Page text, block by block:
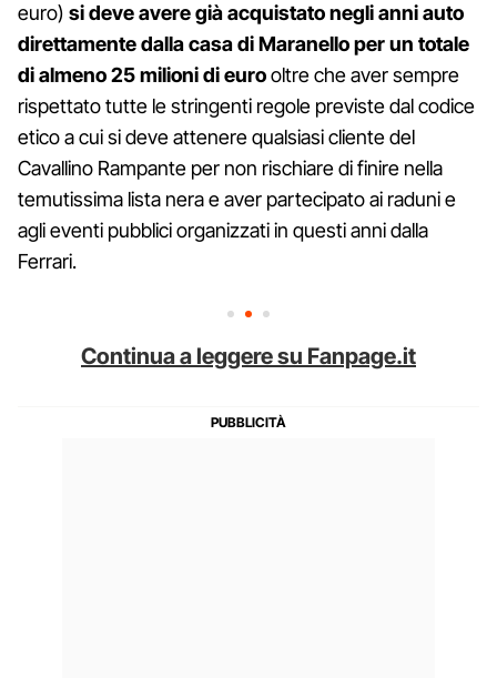
euro) si deve avere già acquistato negli anni auto
direttamente dalla casa di Maranello per un totale
di almeno 25 milioni di eurooltre che aver sempre
rispettato tutte le stringenti regole previste dal codice
etico a cui si deve attenere qualsiasi cliente del
Cavallino Rampante per non rischiare di finire nella
temutissima lista nera e aver partecipato ai raduni e
agli eventi pubblici organizzati in questi anni dalla
Ferrari.
Continua a leggere su Fanpage.it